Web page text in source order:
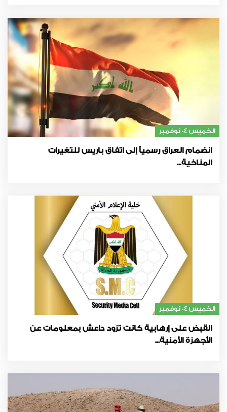
الخميس 04 نوفمبر
انضمام العراق رسمياً إلى اتفاق باريس للتغيرات
المناخية...
الخميس 04 نوفمبر
القبض على إرهابية كانت تزود داعش بمعلومات عن
الأجهزة الأمنية...